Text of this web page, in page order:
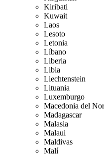
Kiribati
Kuwait
Laos
Lesoto
Letonia
Líbano
Liberia
Libia
Liechtenstein
Lituania
Luxemburgo
Macedonia del
Madagascar
Malasia
Malaui
Maldivas
Malí